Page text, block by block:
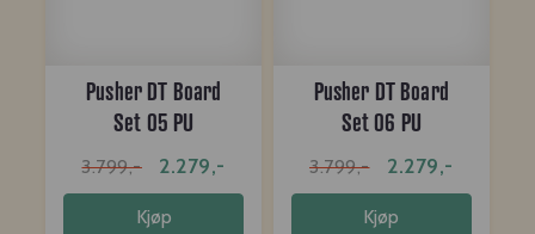
Pusher DT Board
Set 05 PU
3.799,- 2.279,-
Kjøp
Pusher DT Board
Set 06 PU
3.799,- 2.279,-
Kjøp